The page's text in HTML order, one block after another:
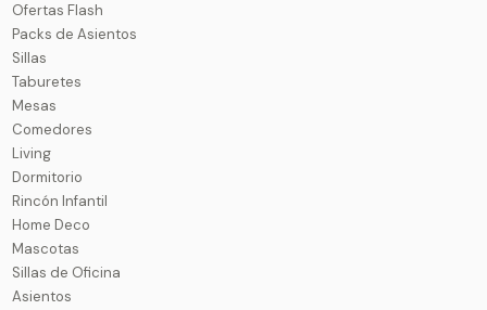
Ofertas Flash
Packs de Asientos
Sillas
Taburetes
Mesas
Comedores
Living
Dormitorio
Rincón Infantil
Home Deco
Mascotas
Sillas de Oficina
Asientos